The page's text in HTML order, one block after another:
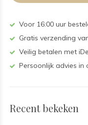
Voor 16:00 uur
Gratis verzending
Veilig betalen met
Persoonlijk advies in
Recent bekeken